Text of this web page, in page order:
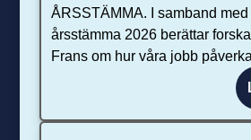
ÅRSSTÄMMA. I samband
årsstämma 2026 berättar
Frans om hur våra jobb